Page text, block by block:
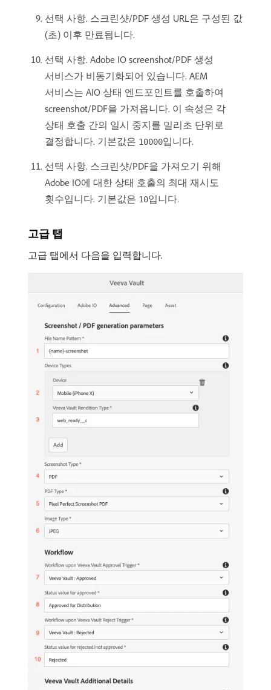
선택 사항. 스크린샷/PDF 생성 URL은 구성된 값
(초) 이후 만료됩니다.
선택 사항. Adobe IO screenshot/PDF 생성
서비스가 비동기화되어 있습니다. AEM
서비스는 AIO 상태 엔드포인트를 호출하여
screenshot/PDF을 가져옵니다. 이 속성은 각
상태 호출 간의 일시 중지를 밀리초 단위로
결정합니다. 기본값은 10000입니다.
선택 사항. 스크린샷/PDF을 가져오기 위해
Adobe IO에 대한 상태 호출의 최대 재시도
횟수입니다. 기본값은 10입니다.
고급 탭
고급 탭에서 다음을 입력합니다.